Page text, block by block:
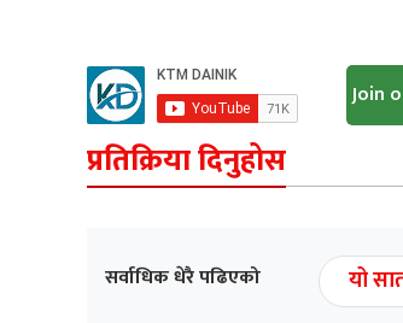
Join
प्रतिक्रिया दिनुहोस
सर्वाधिक धेरै पढिएको यो